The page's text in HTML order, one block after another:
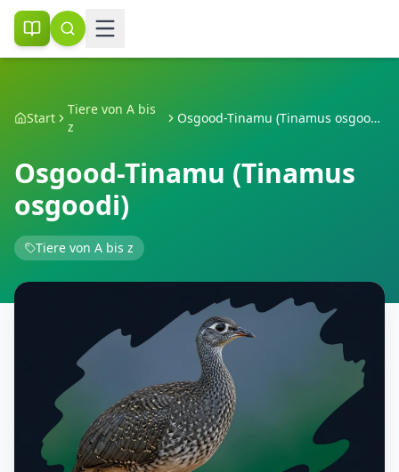
Start
Tiere von A bis
z
Osgood-Tinamu (Tinamus osgoodi)
Osgood-Tinamu (Tinamus
osgoodi)
Tiere von A bis z